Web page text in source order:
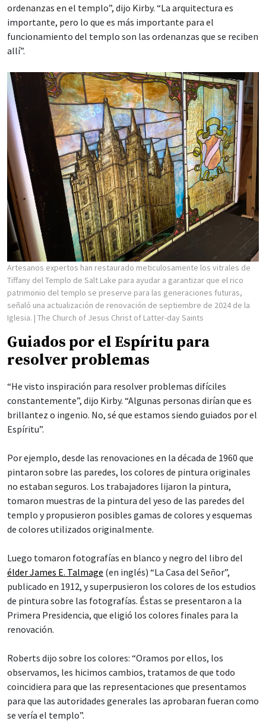
ordenanzas en el templo”, dijo Kirby. “La arquitectura es
importante, pero lo que es más importante para el
funcionamiento del templo son las ordenanzas que se reciben
allí”.
Artesanos expertos han restaurado meticulosamente los vitrales de
Tiffany del Templo de Salt Lake para ayudar a garantizar que el rico
patrimonio del templo se preserve para las generaciones futuras,
señaló una actualización de renovación de septiembre de 2024 de la
Iglesia. | The Church of Jesus Christ of Latter-day Saints
Guiados por el Espíritu para
resolver problemas
“He visto inspiración para resolver problemas difíciles
constantemente”, dijo Kirby. “Algunas personas dirían que es
brillantez o ingenio. No, sé que estamos siendo guiados por el
Espíritu”.
Por ejemplo, desde las renovaciones en la década de 1960 que
pintaron sobre las paredes, los colores de pintura originales
no estaban seguros. Los trabajadores lijaron la pintura,
tomaron muestras de la pintura del yeso de las paredes del
templo y propusieron posibles gamas de colores y esquemas
de colores utilizados originalmente.
Luego tomaron fotografías en blanco y negro del libro del
élder James E. Talmage (en inglés) “La Casa del Señor”,
publicado en 1912, y superpusieron los colores de los estudios
de pintura sobre las fotografías. Éstas se presentaron a la
Primera Presidencia, que eligió los colores finales para la
renovación.
Roberts dijo sobre los colores: “Oramos por ellos, los
observamos, les hicimos cambios, tratamos de que todo
coincidiera para que las representaciones que presentamos
para que las autoridades generales las aprobaran fueran como
se vería el templo”.